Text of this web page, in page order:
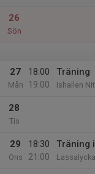
26
Sön
27
Mån
18:00
19:00
Träning
Ishallen
28
Tis
29
Ons
18:30
21:00
Träning